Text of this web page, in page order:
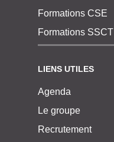
Formations CSE
Formations SSCT
LIENS UTILES
Agenda
Le groupe
Recrutement